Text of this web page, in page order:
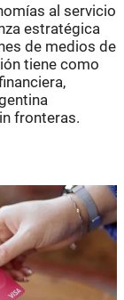
al servicio
estratégica
de medios de
tiene como
fronteras.